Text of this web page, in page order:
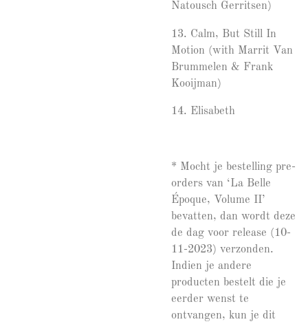
Natousch Gerritsen)
13. Calm, But Still In
Motion (with Marrit Van
Brummelen & Frank
Kooijman)
14. Elisabeth
* Mocht je bestelling pre-
orders van ‘La Belle
Époque, Volume II’
bevatten, dan wordt deze
de dag voor release (10-
11-2023) verzonden.
Indien je andere
producten bestelt die je
eerder wenst te
ontvangen, kun je dit